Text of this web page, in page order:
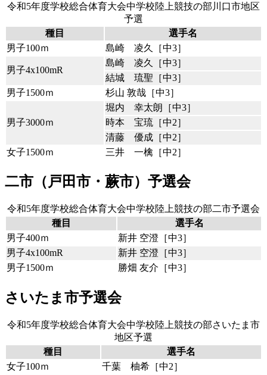
令和5年度学校総合体育大会中学校陸上競技の部川口市地区
予選
種目
選手名
男子100ｍ
島崎 凌久［中3］
男子4x100mR
島崎 凌久［中3］
結城 琉聖［中3］
男子1500ｍ
杉山 敦哉［中3］
男子3000ｍ
堀内 幸太朗［中3］
時本 宝琉［中2］
清藤 優成［中2］
女子1500ｍ
三井 一檎［中2］
二市（戸田市・蕨市）予選会
令和5年度学校総合体育大会中学校陸上競技の部二市予選会
種目
選手名
男子400ｍ
新井 空澄［中3］
男子4x100mR
新井 空澄［中3］
男子1500ｍ
勝畑 友介［中3］
さいたま市予選会
令和5年度学校総合体育大会中学校陸上競技の部さいたま市
地区予選
種目
選手名
女子100ｍ
千葉 柚希［中2］